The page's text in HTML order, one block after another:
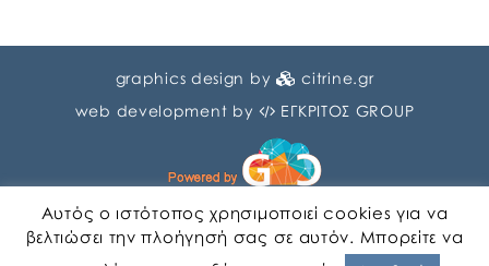
graphics design by
citrine.gr
web development by
ΕΓΚΡΙΤΟΣ GROUP
Αυτός ο ιστότοπος χρησιμοποιεί cookies για να
βελτιώσει την πλοήγησή σας σε αυτόν. Μπορείτε να